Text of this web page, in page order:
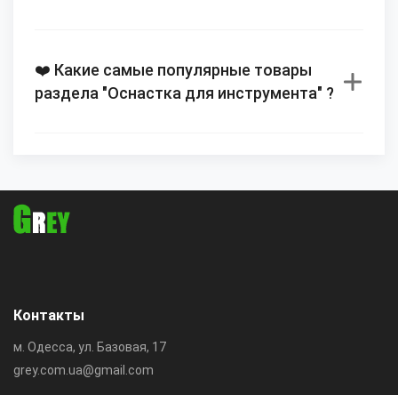
❤️ Какие самые популярные товары
раздела "Оснастка для инструмента" ?
Контакты
м. Одесса, ул. Базовая, 17
grey.com.ua@gmail.com